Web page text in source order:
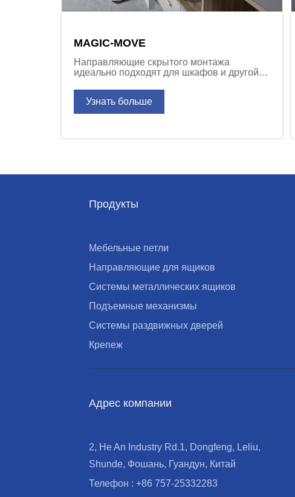
MAGIC-MOVE
Направляющие скрытого монтажа
идеально подходят для шкафов и другой
обеспечивая удобное использование
ящиков.
Узнать больше
Продукты
Мебельные петли
Направляющие для ящиков
Cистемы металлических ящиков
Подъемные механизмы
Системы раздвижных дверей
Крепеж
Адрес компании
2, He An Industry Rd.1, Dongfeng, Leliu,
Shunde, Фошань, Гуандун, Китай
Телефон : +86 757-25332283